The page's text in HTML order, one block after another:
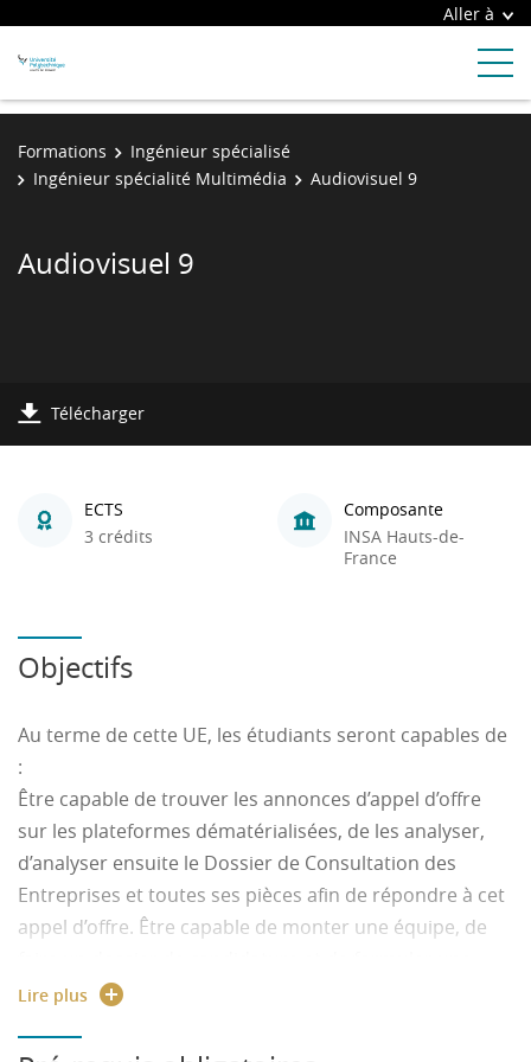
Aller à
Formations
Ingénieur spécialisé
Ingénieur spécialité Multimédia
Audiovisuel 9
Audiovisuel 9
Télécharger
ECTS
3 crédits
Composante
INSA Hauts-de-
France
Objectifs
Au terme de cette UE, les étudiants seront capables de
:
Être capable de trouver les annonces d’appel d’offre
sur les plateformes dématérialisées, de les analyser,
d’analyser ensuite le Dossier de Consultation des
Entreprises et toutes ses pièces afin de répondre à cet
appel d’offre. Être capable de monter une équipe, de
offre.
réalisation de l’animation de personnages.
Lire plus